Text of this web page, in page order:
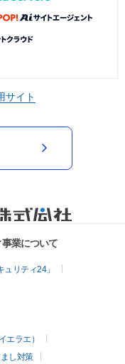
サイト
業について
リティ24」
エラエ）
し対策